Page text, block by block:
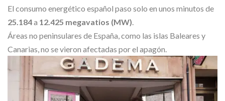
El consumo energético español paso solo en unos minutos de
25.184a 12.425 megavatios (MW)
Áreas no peninsulares de España, como las islas Baleares y
Canarias, no se vieron afectadas por el apagón.